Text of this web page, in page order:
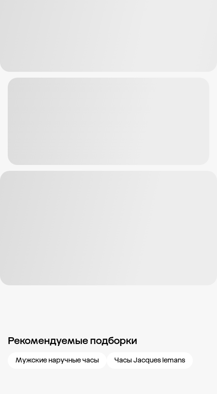
Рекомендуемые подборки
Мужские наручные часы Часы Jacques lemans
Новости компании Журнал ЗОЛОТОЙ Блог